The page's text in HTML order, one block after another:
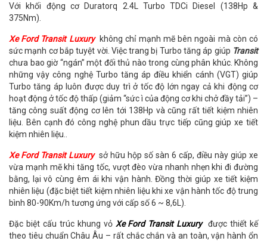
Với khối động cơ Duratorq 2.4L Turbo TDCi Diesel (138Hp &
375Nm).
Xe Ford Transit Luxury không chỉ mạnh mẽ bên ngoài mà còn có
sức mạnh cơ bắp tuyệt vời. Việc trang bị Turbo tăng áp giúp Transit
chưa bao giờ “ngán” một đối thủ nào trong cùng phân khúc. Không
những vậy công nghệ Turbo tăng áp điều khiển cánh (VGT) giúp
Turbo tăng áp luôn được duy trì ở tốc độ lớn ngay cả khi động cơ
hoạt động ở tốc độ thấp (giảm “sức ì của động cơ khi chở đầy tải”) –
tăng công suất động cơ lên tới 138Hp và cũng rất tiết kiệm nhiên
liệu. Bên cạnh đó công nghệ phun dầu trực tiếp cũng giúp xe tiết
kiệm nhiên liệu..
Xe Ford Transit Luxury sở hữu hộp số sàn 6 cấp, điều này giúp xe
vừa mạnh mẽ khi tăng tốc, vượt đèo vừa nhanh nhẹn khi đi đường
bằng, lại vô cùng êm ái khi vận hành. Đồng thời giúp xe tiết kiệm
nhiên liệu (đặc biệt tiết kiệm nhiên liệu khi xe vận hành tốc độ trung
bình 80-90Km/h tương ứng với cấp số 6 ~ 8,6L).
Đặc biệt cấu trúc khung vỏ Xe Ford Transit Luxury được thiết kế
theo tiêu chuẩn Châu Âu – rất chắc chắn và an toàn, vận hành ổn